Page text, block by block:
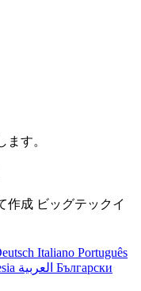
す。
作成 ビッグテックイ
Italiano Português
Български